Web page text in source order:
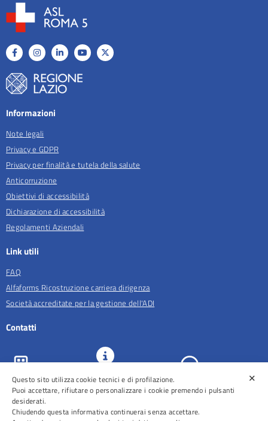
Informazioni
Note legali
Privacy e GDPR
Privacy per finalità e tutela della salute
Anticorruzione
Obiettivi di accessibilità
Dichiarazione di accessibilità
Regolamenti Aziendali
Link utili
FAQ
Alfaforms Ricostruzione carriera dirigenza
Società accreditate per la gestione dell'ADI
Contatti
ASL Roma 5
URP e
Comunicazione
Prenotazioni
✕
Questo sito utilizza cookie tecnici e di profilazione.
Puoi accettare, rifiutare o personalizzare i cookie premendo i pulsanti
desiderati.
Chiudendo questa informativa continuerai senza accettare.